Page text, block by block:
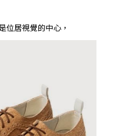
位居視覺的中心，